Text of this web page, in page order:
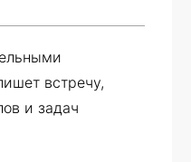
встречу,
и задач